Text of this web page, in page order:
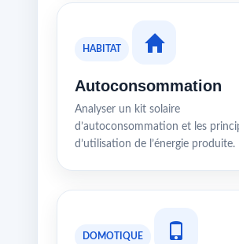
HABITAT
Autoconsommation
Analyser un kit solaire
d’autoconsommation et les
d’utilisation de l’énergie produite.
DOMOTIQUE